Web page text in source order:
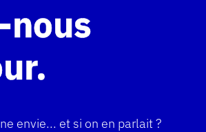
envie... et si on en parlait ?